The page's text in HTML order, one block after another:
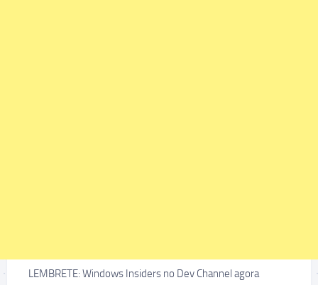
LEMBRETE: Windows Insiders no Dev Channel agora